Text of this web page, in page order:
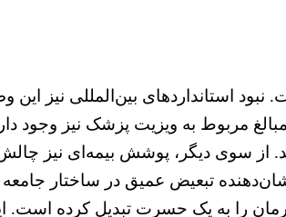
استانداردهای بین‌المللی نیز این
مربوط به ویزیت پزشک نیز وجود
از سوی دیگر، پوشش بیمه‌ای نیز
تبعیض عمیق در ساختار جامعه
را به یک حسرت تبدیل کرده است.